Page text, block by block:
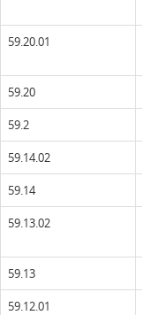
59.20.01
59.20
59.2
59.14.02
59.14
59.13.02
59.13
59.12.01